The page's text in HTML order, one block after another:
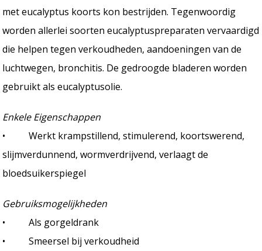
met eucalyptus koorts kon bestrijden. Tegenwoordig
worden allerlei soorten eucalyptuspreparaten vervaardigd
die helpen tegen verkoudheden, aandoeningen van de
luchtwegen, bronchitis. De gedroogde bladeren worden
gebruikt als eucalyptusolie.
Enkele Eigenschappen
• Werkt krampstillend, stimulerend, koortswerend,
slijmverdunnend, wormverdrijvend, verlaagt de
bloedsuikerspiegel
Gebruiksmogelijkheden
• Als gorgeldrank
• Smeersel bij verkoudheid